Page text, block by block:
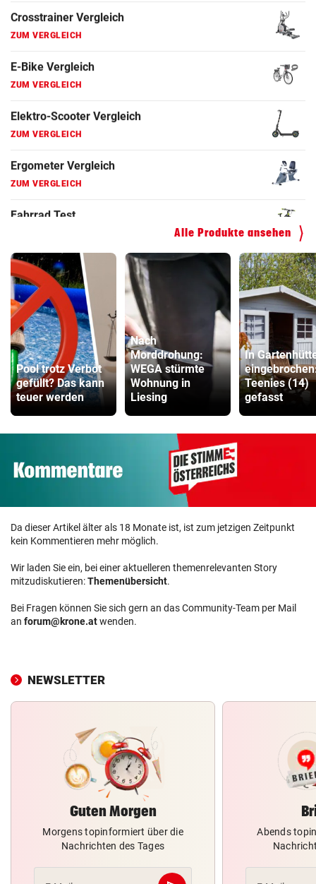
ZUM VERGLEICH
ZUM VERGLEICH
ZUM VERGLEICH
ZUM VERGLEICH
ZUM VERGLEICH
Alle Produkte ansehen
Pool trotz Verbot
gefüllt? Das kann
teuer werden
Nach
Morddrohung:
WEGA stürmte
Wohnung in
Liesing
In
Teenies (14)
gefasst
Da dieser Artikel älter als 18 Monate ist, ist zum jetzigen Zeitpunkt
kein Kommentieren mehr möglich.
Wir laden Sie ein, bei einer aktuelleren themenrelevanten Story
mitzudiskutieren:Themenübersicht.
Bei Fragen können Sie sich gern an das Community-Team per Mail
an forum@krone.atwenden.
NEWSLETTER
Guten Morgen
Morgens topinformiert über die
Nachrichten des Tages
Abends